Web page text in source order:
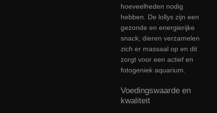
hoeveelheden nodig
hebben. De lollys zijn een
gezonde en energierijke
snack; dieren verzamelen
zich er massaal op en dit
zorgt voor een actief en
fotogeniek aquarium.
Voedingswaarde en
kwaliteit